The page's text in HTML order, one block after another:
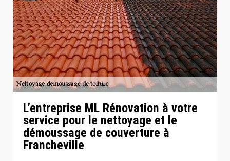
L’entreprise ML Rénovation à votre
service pour le nettoyage et le
démoussage de couverture à
Francheville